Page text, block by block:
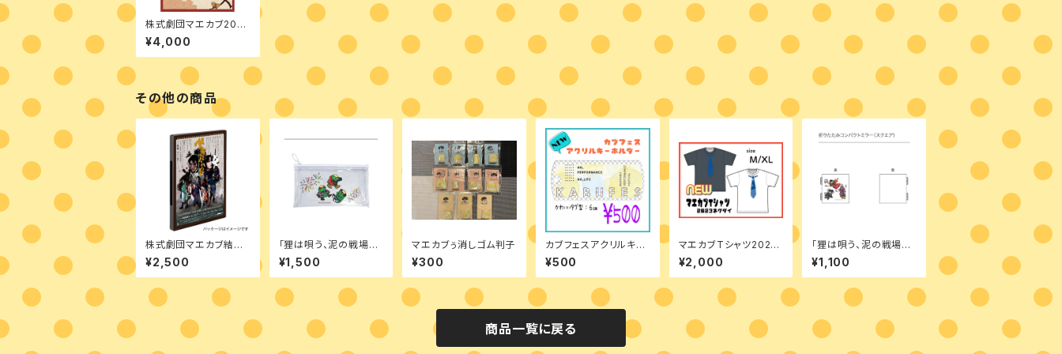
株式劇団マエカブ2025
年本公演「浮世の国の
アリス～燕子花～」Blu
－ray
¥4,000
その他の商品
株式劇団マエカブ結成
5周年記念公演「傾奇者
のパレード」
¥2,500
「狸は唄う、泥の戦場で」
かっぱのクリアファスナ
ーポーチ
¥1,500
マエカブぅ消しゴム判子
¥300
カブフェスアクリルキー
ホルダー
¥500
マエカブTシャツ2023
ネクタイ
¥2,000
「狸は唄う、泥の戦場で」
てんぐのコンパクトミラ
ー
¥1,100
商品一覧に戻る